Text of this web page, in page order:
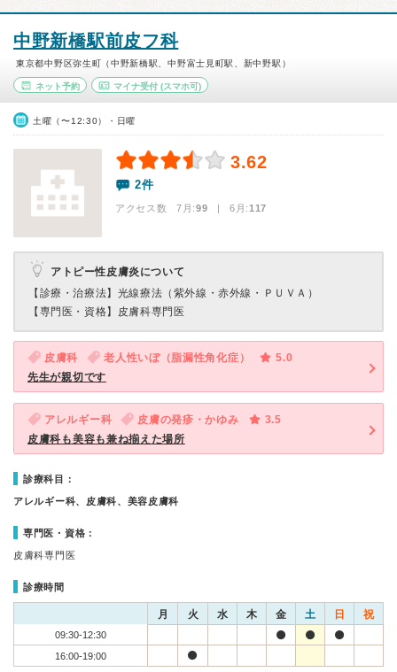
中野新橋駅前皮フ科
東京都中野区弥生町（中野新橋駅、中野富士見町駅、新中野駅）
ネット予約 マイナ受付(スマホ可)
土曜（〜12:30）・日曜
3.62
2件
アクセス数 7月:99 | 6月:117
アトピー性皮膚炎について
【診療・治療法】 光線療法（紫外線・赤外線・ＰＵＶＡ）
【専門医・資格】 皮膚科専門医
皮膚科 老人性いぼ（脂漏性角化症）
5.0
先生が親切です
アレルギー科 皮膚の発疹・かゆみ
3.5
皮膚科も美容も兼ね揃えた場所
診療科目：
アレルギー科、皮膚科、美容皮膚科
専門医・資格：
皮膚科専門医
診療時間
月 火 水 木 金 土 日 祝
09:30-12:30
16:00-19:00